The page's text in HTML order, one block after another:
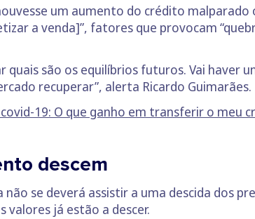
um aumento do crédito malparado
a venda]”, fatores que provocam
quais são os equilíbrios futuros. Vai haver
recuperar”, alerta Ricardo Guimarães.
19: O que ganho em transferir o meu
descem
se deverá assistir a uma descida dos
já estão a descer.